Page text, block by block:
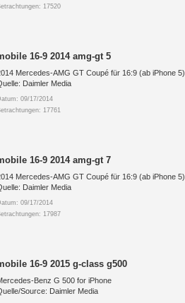
17520
16-9 2014 amg-gt 5
Mercedes-AMG GT Coupé für 16:9 (ab iPhone 5)
Daimler Media
09/17/2014
17761
16-9 2014 amg-gt 7
Mercedes-AMG GT Coupé für 16:9 (ab iPhone 5)
Daimler Media
09/17/2014
17987
16-9 2015 g-class g500
Benz G 500 for iPhone
Source: Daimler Media